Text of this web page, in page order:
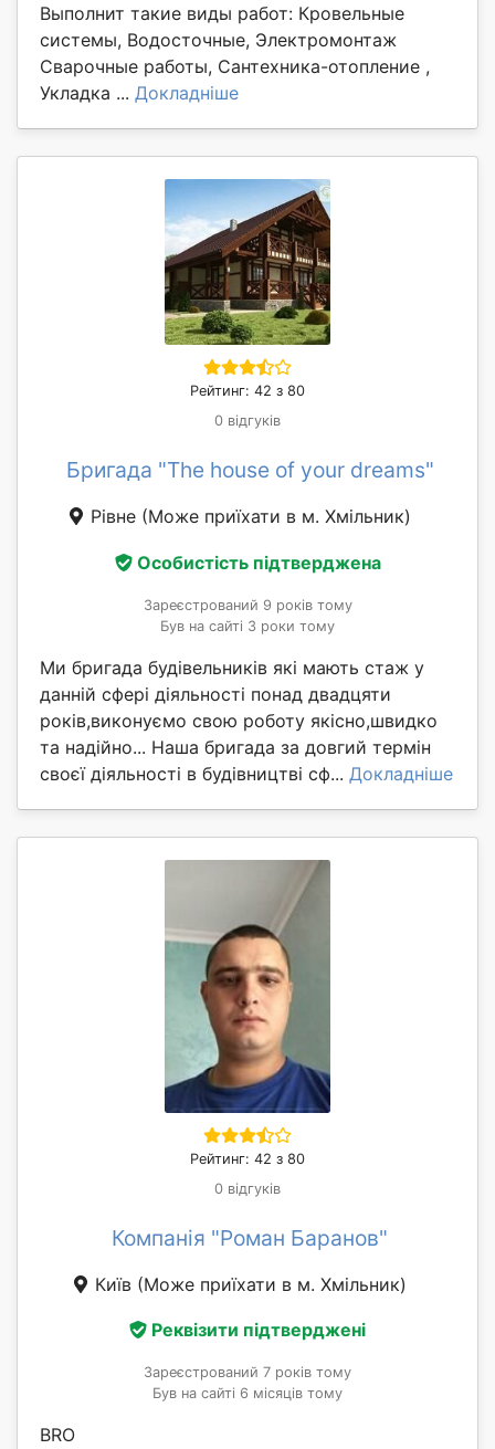
Выполнит такие виды работ: Кровельные
системы, Водосточные, Электромонтаж
Сварочные работы, Сантехника-отопление ,
Укладка ... Докладніше
Рейтинг: 42 з 80
0 відгуків
Бригада "The house of your dreams"
Рівне (Може приїхати в м. Хмільник)
Особистість підтверджена
Зареєстрований 9 років тому
Був на сайті 3 роки тому
Ми бригада будівельників які мають стаж у
данній сфері діяльності понад двадцяти
років,виконуємо свою роботу якісно,швидко
та надійно... Наша бригада за довгий термін
своєї діяльності в будівництві сф... Докладніше
Рейтинг: 42 з 80
0 відгуків
Компанія "Роман Баранов"
Київ (Може приїхати в м. Хмільник)
Реквізити підтверджені
Зареєстрований 7 років тому
Був на сайті 6 місяців тому
BRO